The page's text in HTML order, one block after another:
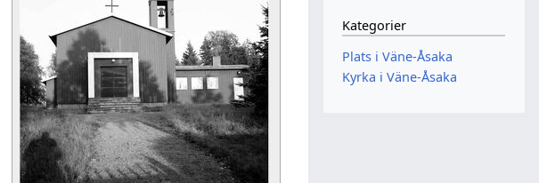
Kategorier
Plats i Väne-Åsaka
Kyrka i Väne-Åsaka